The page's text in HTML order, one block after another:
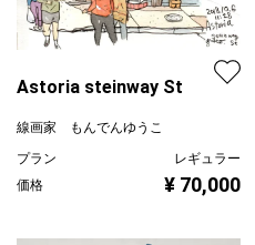
Astoria steinway St
線画家 もんでんゆうこ
プラン
レギュラー
価格
¥ 70,000